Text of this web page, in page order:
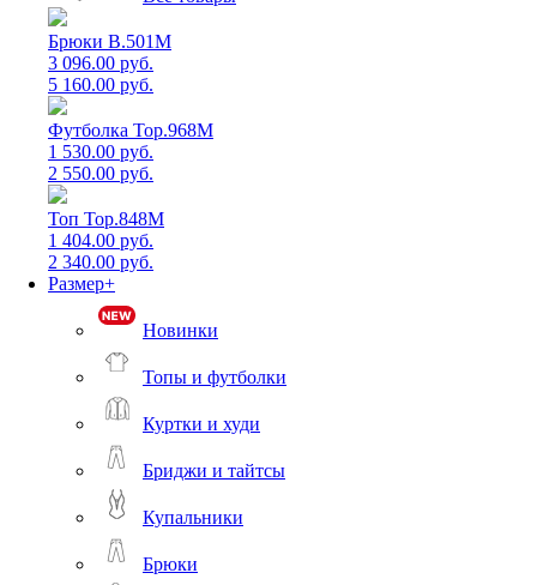
Брюки B.501M
3 096.00 руб.
5 160.00 руб.
Футболка Top.968M
1 530.00 руб.
2 550.00 руб.
Топ Top.848M
1 404.00 руб.
2 340.00 руб.
Размер+
Новинки
Топы и футболки
Куртки и худи
Бриджи и тайтсы
Купальники
Брюки